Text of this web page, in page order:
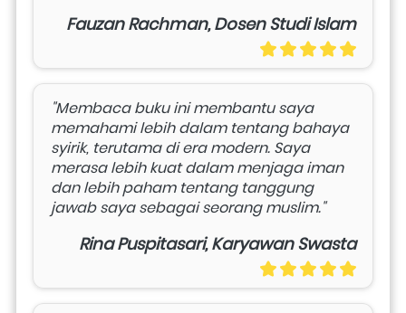
Fauzan Rachman, Dosen Studi Islam
"Membaca buku ini membantu saya
memahami lebih dalam tentang bahaya
syirik, terutama di era modern. Saya
merasa lebih kuat dalam menjaga iman
dan lebih paham tentang tanggung
jawab saya sebagai seorang muslim."
Rina Puspitasari, Karyawan Swasta